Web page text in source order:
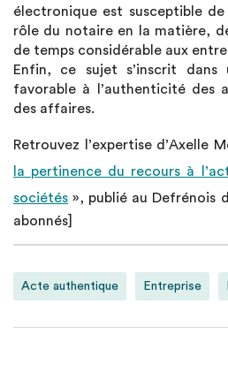
électronique est susceptible
rôle du notaire en la matière,
de temps considérable aux
Enfin, ce sujet s’inscrit dans
favorable à l’authenticité des
des affaires.
Retrouvez l’expertise d’Axelle
la pertinence du recours à
sociétés », publié au Defrénois
abonnés]
Acte authentique Entreprise